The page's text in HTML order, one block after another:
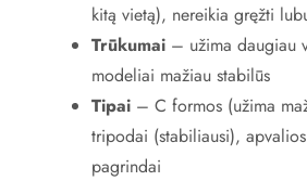
kitą vietą), nereikia gręžti
Trūkumai – užima daugiau
modeliai mažiau stabilūs
Tipai – C formos (užima
tripodai (stabiliausi),
pagrindai